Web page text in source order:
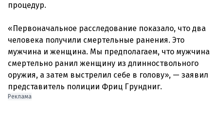
процедур.
«Первоначальное расследование показало, что два
человека получили смертельные ранения. Это
мужчина и женщина. Мы предполагаем, что мужчина
смертельно ранил женщину из длинноствольного
оружия, а затем выстрелил себе в голову», — заявил
Реклама